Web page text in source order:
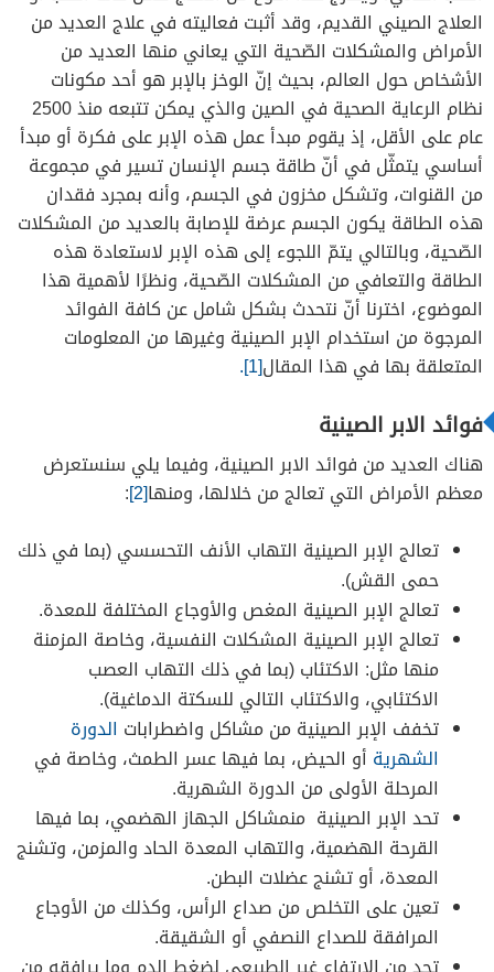
العلاج الصيني القديم، وقد أثبت فعاليته في علاج العديد من
الأمراض والمشكلات الصّحية التي يعاني منها العديد من
الأشخاص حول العالم، بحيث إنّ الوخز بالإبر هو أحد مكونات
نظام الرعاية الصحية في الصين والذي يمكن تتبعه منذ 2500
عام على الأقل، إذ يقوم مبدأ عمل هذه الإبر على فكرة أو مبدأ
أساسي يتمثّل في أنّ طاقة جسم الإنسان تسير في مجموعة
من القنوات، وتشكل مخزون في الجسم، وأنه بمجرد فقدان
هذه الطاقة يكون الجسم عرضة للإصابة بالعديد من المشكلات
الصّحية، وبالتالي يتمّ اللجوء إلى هذه الإبر لاستعادة هذه
الطاقة والتعافي من المشكلات الصّحية، ونظرًا لأهمية هذا
الموضوع، اخترنا أنّ نتحدث بشكل شامل عن كافة الفوائد
المرجوة من استخدام الإبر الصينية وغيرها من المعلومات
المتعلقة بها في هذا المقال[1].
فوائد الابر الصينية
هناك العديد من فوائد الابر الصينية، وفيما يلي سنستعرض
معظم الأمراض التي تعالج من خلالها، ومنها[2]
:
تعالج الإبر الصينية التهاب الأنف التحسسي (بما في ذلك
حمى القش).
تعالج الإبر الصينية المغص والأوجاع المختلفة للمعدة.
تعالج الإبر الصينية المشكلات النفسية، وخاصة المزمنة
منها مثل: الاكتئاب (بما في ذلك التهاب العصب
الاكتئابي، والاكتئاب التالي للسكتة الدماغية).
تخفف الإبر الصينية من مشاكل واضطرابات الدورة
الشهرية أو الحيض، بما فيها عسر الطمث، وخاصة في
المرحلة الأولى من الدورة الشهرية.
تحد الإبر الصينية منمشاكل الجهاز الهضمي، بما فيها
القرحة الهضمية، والتهاب المعدة الحاد والمزمن، وتشنج
المعدة، أو تشنج عضلات البطن.
تعين على التخلص من صداع الرأس، وكذلك من الأوجاع
المرافقة للصداع النصفي أو الشقيقة.